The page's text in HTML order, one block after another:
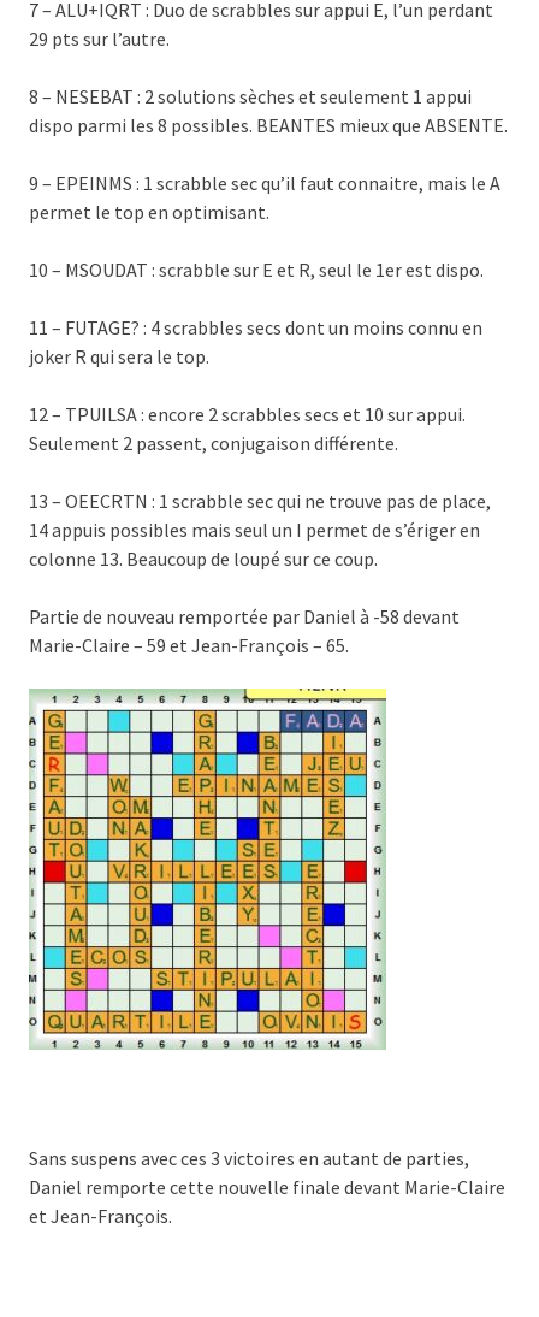
7 – ALU+IQRT : Duo de scrabbles sur appui E, l’un perdant
29 pts sur l’autre.
8 – NESEBAT : 2 solutions sèches et seulement 1 appui
dispo parmi les 8 possibles. BEANTES mieux que ABSENTE.
9 – EPEINMS : 1 scrabble sec qu’il faut connaitre, mais le A
permet le top en optimisant.
10 – MSOUDAT : scrabble sur E et R, seul le 1er est dispo.
11 – FUTAGE? : 4 scrabbles secs dont un moins connu en
joker R qui sera le top.
12 – TPUILSA : encore 2 scrabbles secs et 10 sur appui.
Seulement 2 passent, conjugaison différente.
13 – OEECRTN : 1 scrabble sec qui ne trouve pas de place,
14 appuis possibles mais seul un I permet de s’ériger en
colonne 13. Beaucoup de loupé sur ce coup.
Partie de nouveau remportée par Daniel à -58 devant
Marie-Claire – 59 et Jean-François – 65.
Sans suspens avec ces 3 victoires en autant de parties,
Daniel remporte cette nouvelle finale devant Marie-Claire
et Jean-François.